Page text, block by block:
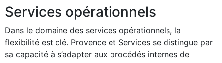
Services opérationnels
Dans le domaine des services opérationnels, la
flexibilité est clé. Provence et Services se distingue par
sa capacité à s’adapter aux procédés internes de